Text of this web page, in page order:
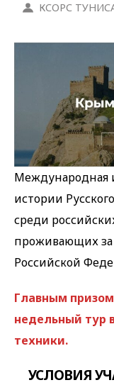
КСОРС
Международная
истории
среди
проживающих
Российской
Главным
недельный тур
техники.
УСЛОВИЯ